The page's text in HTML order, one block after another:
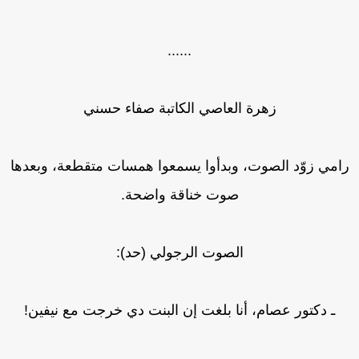
......
زهرة العاصي الكاتبة صفاء حسني
زوّد الصوت، وبدأوا يسمعوا همسات متقطعة، وبعدها
صوت خناقة واضحة.
الصوت الرجولي (حد):
ـ دكتور عصام، أنا بلغت إن البنت دي خرجت مع نيفين!